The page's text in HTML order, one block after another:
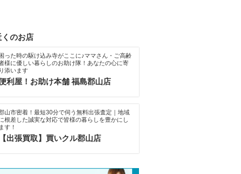
くのお店
困った時の駆け込み寺がここに♪ママさん・ご高齢
様に優しい暮らしのお助け隊！あなたの心に寄
り添います
利屋！お助け本舗 福島郡山店
山市密着！最短30分で伺う無料出張査定｜地域
根差した誠実な対応で皆様の暮らしを豊かにし
ます！
【出張買取】買いクル郡山店